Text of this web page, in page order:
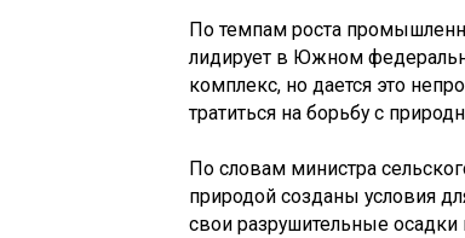
По темпам роста
лидирует в Южном
комплекс, но дается это
тратиться на борьбу с
По словам министра
природой созданы условия
свои разрушительные